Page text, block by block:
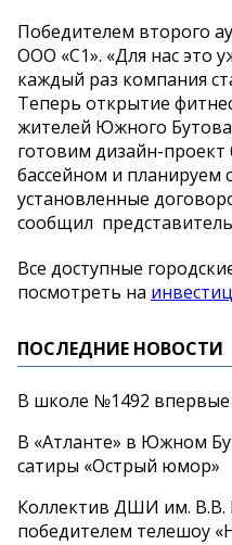
Победителем второго
ООО «С1». «Для нас это
каждый раз компания
Теперь открытие
жителей Южного
готовим дизайн-
бассейном и планируем
установленные
сообщил
Все доступные
посмотреть на
ПОСЛЕДНИЕ НОВОСТИ
В школе №1492 впервые
В «Атланте» в Южном
сатиры «Острый юмор»
Коллектив ДШИ им. В.В.
победителем телешоу